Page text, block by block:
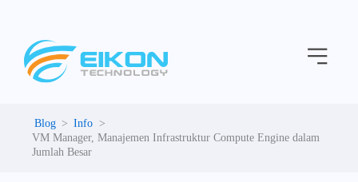
content
Menu
Info
VM Manager, Manajemen Infrastruktur Compute Engine dalam
Jumlah Besar
e
g
i
e
s